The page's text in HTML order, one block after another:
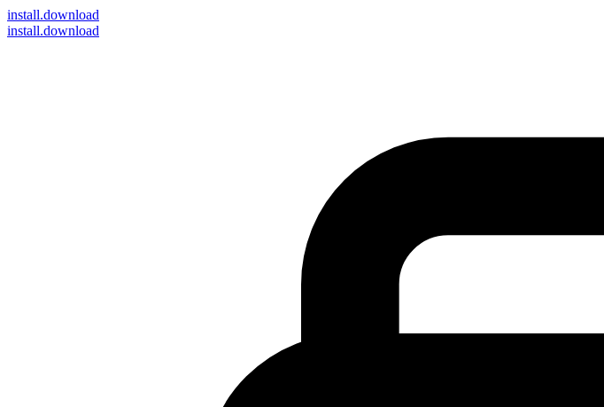
install.download
install.download